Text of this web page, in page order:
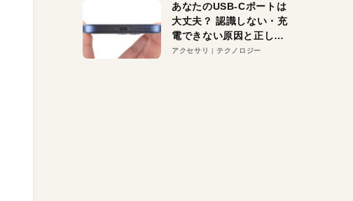
あなたのUSB-Cポートは
大丈夫？ 認識しない・充
電できない原因と正しい
対策
アクセサリ テクノロジー